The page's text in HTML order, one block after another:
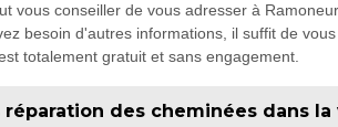
vous conseiller de vous adresser à
besoin d'autres informations, il suffit de
totalement gratuit et sans engagement.
réparation des cheminées dans